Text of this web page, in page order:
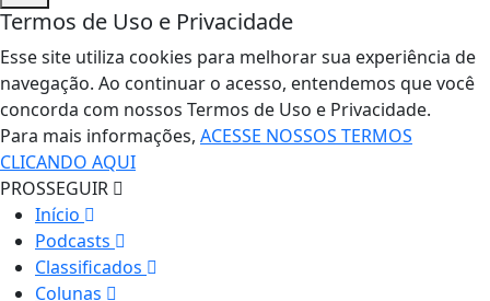
Termos de Uso e Privacidade
Esse site utiliza cookies para melhorar sua experiência de
navegação. Ao continuar o acesso, entendemos que você
concorda com nossos Termos de Uso e Privacidade.
Para mais informações, ACESSE NOSSOS TERMOS
CLICANDO AQUI
PROSSEGUIR
Início
Podcasts
Classificados
Colunas